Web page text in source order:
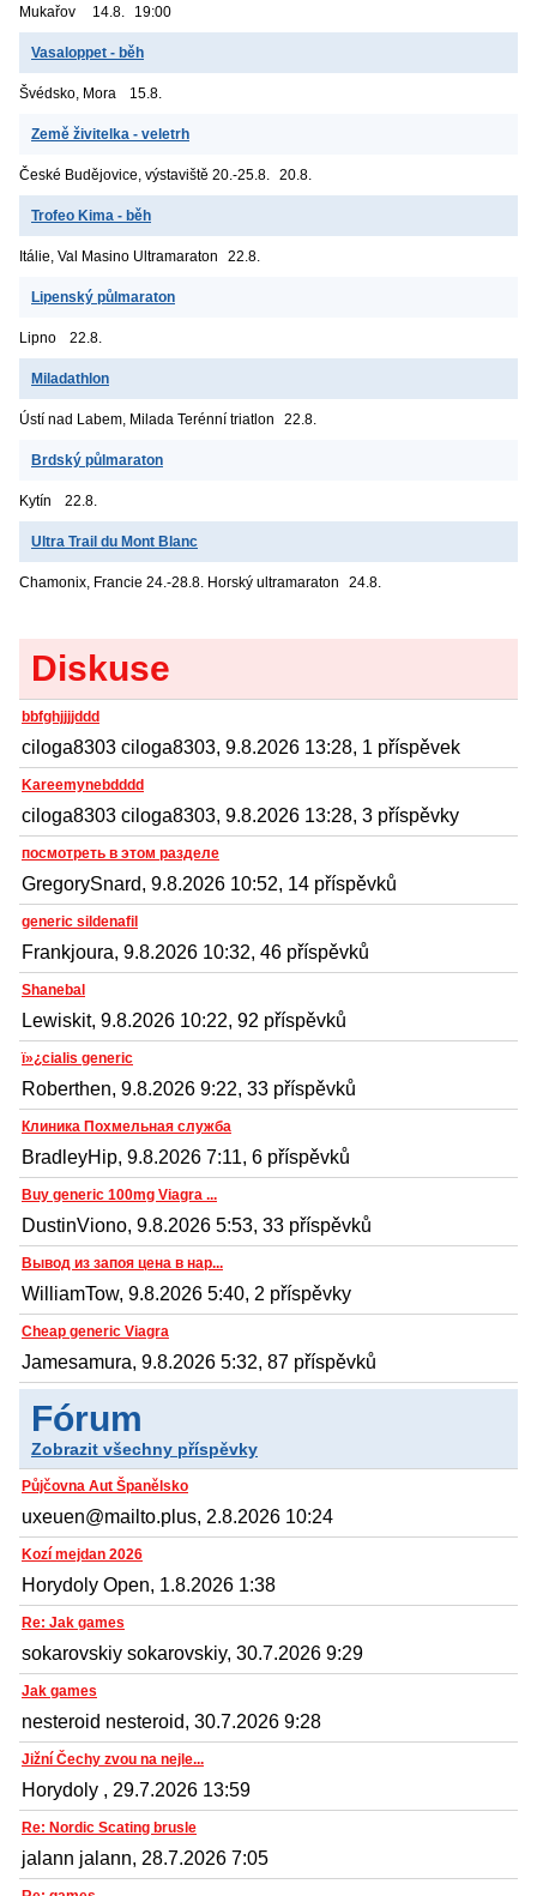
Mukařov 14.8. 19:00
Vasaloppet - běh
Švédsko, Mora 15.8.
Země živitelka - veletrh
České Budějovice, výstaviště 20.-25.8. 20.8.
Trofeo Kima - běh
Itálie, Val Masino Ultramaraton 22.8.
Lipenský půlmaraton
Lipno 22.8.
Miladathlon
Ústí nad Labem, Milada Terénní triatlon 22.8.
Brdský půlmaraton
Kytín 22.8.
Ultra Trail du Mont Blanc
Chamonix, Francie 24.-28.8. Horský ultramaraton 24.8.
Diskuse
bbfghjjjjddd
ciloga8303 ciloga8303, 9.8.2026 13:28, 1 příspěvek
Kareemynebdddd
ciloga8303 ciloga8303, 9.8.2026 13:28, 3 příspěvky
посмотреть в этом разделе
GregorySnard, 9.8.2026 10:52, 14 příspěvků
generic sildenafil
Frankjoura, 9.8.2026 10:32, 46 příspěvků
Shanebal
Lewiskit, 9.8.2026 10:22, 92 příspěvků
ï»¿cialis generic
Roberthen, 9.8.2026 9:22, 33 příspěvků
Клиника Похмельная служба
BradleyHip, 9.8.2026 7:11, 6 příspěvků
Buy generic 100mg Viagra ...
DustinViono, 9.8.2026 5:53, 33 příspěvků
Вывод из запоя цена в нар...
WilliamTow, 9.8.2026 5:40, 2 příspěvky
Cheap generic Viagra
Jamesamura, 9.8.2026 5:32, 87 příspěvků
Fórum
Zobrazit všechny příspěvky
Půjčovna Aut Španělsko
uxeuen@mailto.plus, 2.8.2026 10:24
Kozí mejdan 2026
Horydoly Open, 1.8.2026 1:38
Re: Jak games
sokarovskiy sokarovskiy, 30.7.2026 9:29
Jak games
nesteroid nesteroid, 30.7.2026 9:28
Jižní Čechy zvou na nejle...
Horydoly , 29.7.2026 13:59
Re: Nordic Scating brusle
jalann jalann, 28.7.2026 7:05